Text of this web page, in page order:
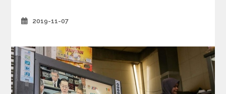
i
e
2019-11-07